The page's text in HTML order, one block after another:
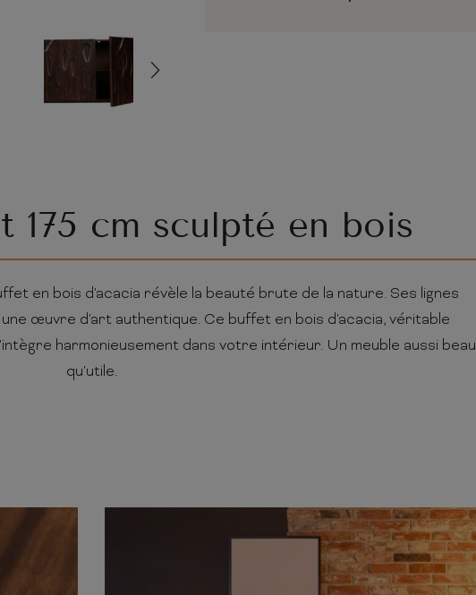
175 cm sculpté en bois
en bois d'acacia révèle la beauté brute de la nature. Ses lignes
œuvre d'art authentique. Ce buffet en bois d'acacia, véritable
harmonieusement dans votre intérieur. Un meuble aussi beau
qu'utile.